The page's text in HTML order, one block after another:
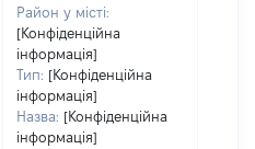
Район у місті:
[Конфіденційна
інформація]
Тип: [Конфіденційна
інформація]
Назва: [Конфіденційна
інформація]